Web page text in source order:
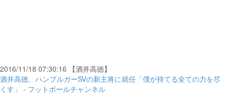
2016/11/18 07:30:16 【酒井高徳】
酒井高徳、ハンブルガーSVの新主将に就任「僕が持てる全ての力を尽
くす」 - フットボールチャンネル